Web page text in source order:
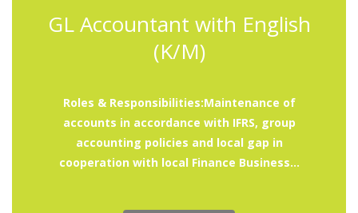
GL Accountant with English
(K/M)
Roles & Responsibilities:Maintenance of
accounts in accordance with IFRS, group
accounting policies and local gap in
cooperation with local Finance Business...